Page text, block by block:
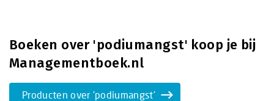
Boeken over 'podiumangst' koop je bij
Managementboek.nl
Producten over 'podiumangst'